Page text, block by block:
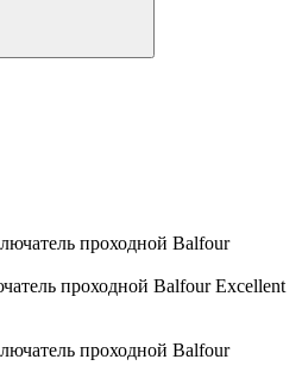
проходной Balfour Excellent